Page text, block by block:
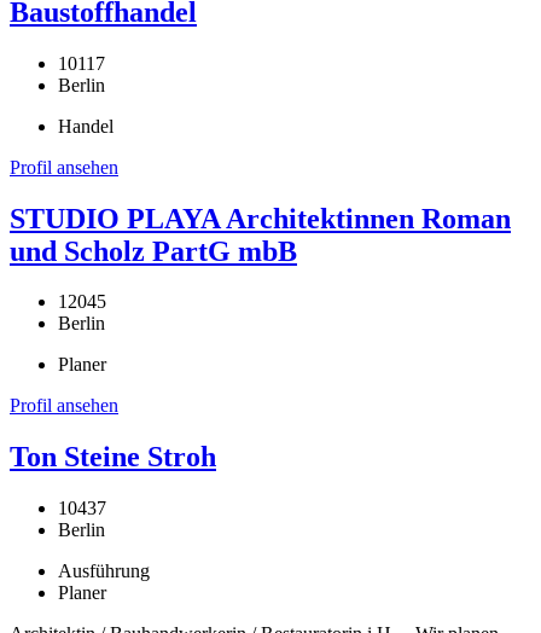
Baustoffhandel
10117
Berlin
Handel
Profil ansehen
STUDIO PLAYA Architektinnen Roman
und Scholz PartG mbB
12045
Berlin
Planer
Profil ansehen
Ton Steine Stroh
10437
Berlin
Ausführung
Planer